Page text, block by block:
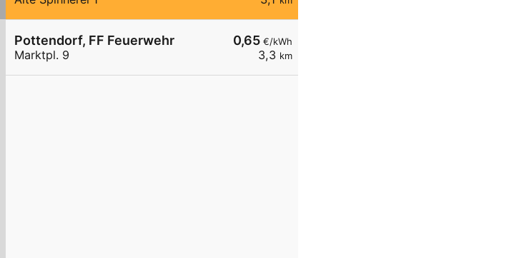
0,65€/kWh
3,3 km
Pottendorf, FF Feuerwehr
Marktpl. 9